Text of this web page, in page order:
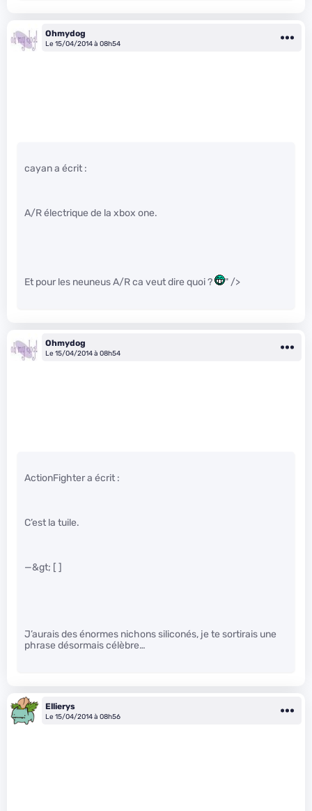
Ohmydog
Le 15/04/2014 à 08h54
cayan a écrit :
A/R électrique de la xbox one.
Et pour les neuneus A/R ca veut dire quoi ? " />
Ohmydog
Le 15/04/2014 à 08h54
ActionFighter a écrit :
C’est la tuile.
—&gt; [ ]
J’aurais des énormes nichons siliconés, je te sortirais une
phrase désormais célèbre…
Ellierys
Le 15/04/2014 à 08h56